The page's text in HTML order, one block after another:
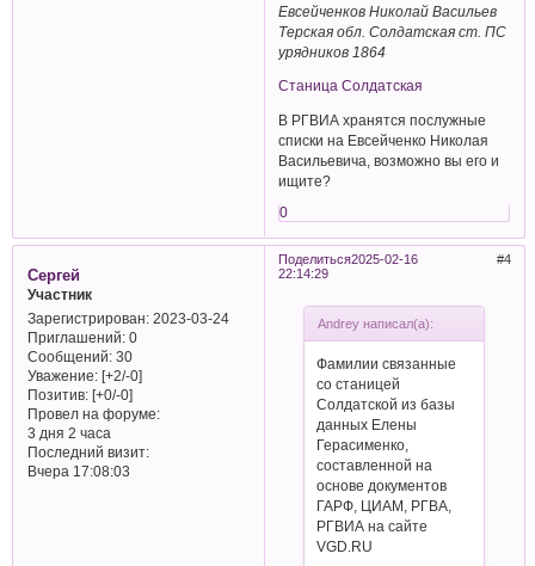
Евсейченков Николай Васильев
Терская обл. Солдатская ст. ПС
урядников 1864
Станица Солдатская
В РГВИА хранятся послужные
списки на Евсейченко Николая
Васильевича, возможно вы его и
ищите?
0
Поделиться 4
2025-02-16
22:14:29
Сергей
Участник
Зарегистрирован: 2023-03-24
Приглашений:0
Сообщений:30
Уважение: [+2/-0]
Позитив: [+0/-0]
Провел на форуме:
3 дня 2 часа
Последний визит:
Вчера 17:08:03
Andrey написал(а):
Фамилии связанные
со станицей
Солдатской из базы
данных Елены
Герасименко,
составленной на
основе документов
ГАРФ, ЦИАМ, РГВА,
РГВИА на сайте
VGD.RU